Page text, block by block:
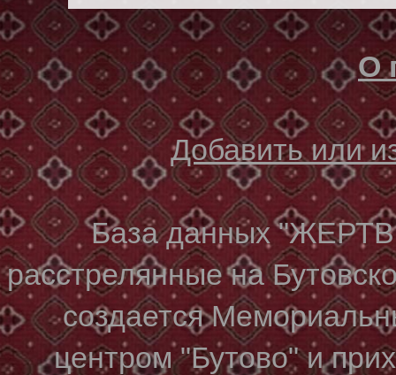
О
Добавить или
База данных
расстрелянные на
создается
центром "Бутово" и